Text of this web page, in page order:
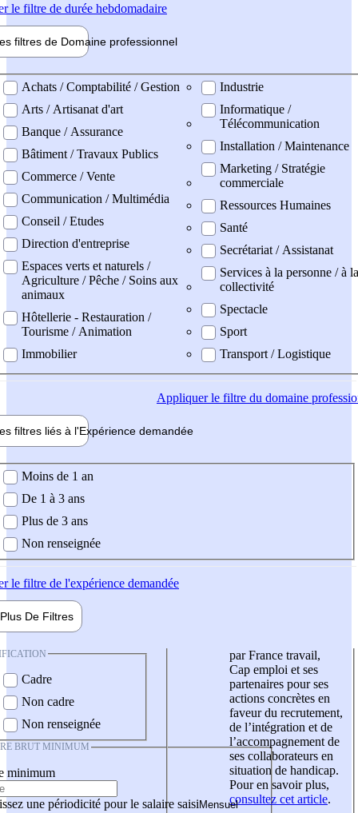
le filtre de durée hebdomadaire
filtres de Domaine professionnel
professionel
Achats / Comptabilité / Gestion
Arts / Artisanat d'art
Banque / Assurance
Bâtiment / Travaux Publics
Commerce / Vente
Communication / Multimédia
Conseil / Etudes
Direction d'entreprise
Espaces verts et naturels /
Agriculture / Pêche / Soins aux
animaux
Hôtellerie - Restauration /
Tourisme / Animation
Immobilier
Industrie
Informatique /
Télécommunication
Installation / Maintenance
Marketing / Stratégie
commerciale
Ressources Humaines
Santé
Secrétariat / Assistanat
Services à la personne / à la
collectivité
Spectacle
Sport
Transport / Logistique
Appliquerle filtre du domaine
filtres liés à l'Expérience demandée
demandée
Moins de 1 an
De 1 à 3 ans
Plus de 3 ans
Non renseignée
le filtre de l'expérience demandée
Plus De Filtres
Cadre
Non cadre
Non renseignée
BRUT MINIMUM
minimum
une périodicité pour le salaire saisi
par France travail,
Cap emploi et ses
partenaires pour ses
actions concrètes en
faveur du recrutement,
de l’intégration et de
l’accompagnement de
ses collaborateurs en
situation de handicap.
Pour en savoir plus,
consultez cet article.